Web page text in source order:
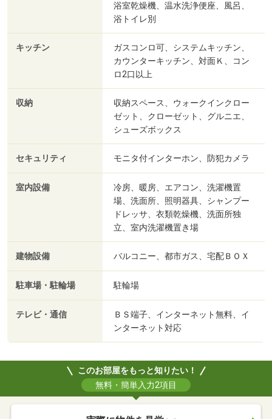
浴室乾燥機、温水洗浄便座、風呂、
浴トイレ別
キッチン
ガスコンロ可、システムキッチン、
カウンターキッチン、対面Ｋ、コン
ロ2口以上
収納
収納スペース、ウォークインクロー
ゼット、クローゼット、グルニエ、
シューズボックス
セキュリティ モニタ付インターホン、防犯カメラ
室内設備
冷房、暖房、エアコン、洗濯機置
場、洗面所、照明器具、シャンプー
ドレッサ、衣類乾燥機、洗面所独
立、室内洗濯機置き場
建物設備 バルコニー、都市ガス、宅配ＢＯＸ
駐車場・駐輪場 駐輪場
テレビ・通信
ＢＳ端子、インターネット無料、イ
ンターネット対応
このお部屋をもっと知りたい！
無料・簡単入力2項目